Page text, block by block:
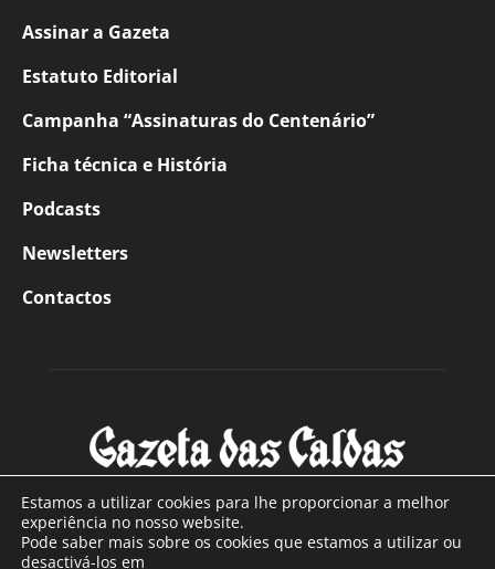
Assinar a Gazeta
Estatuto Editorial
Campanha “Assinaturas do Centenário”
Ficha técnica e História
Podcasts
Newsletters
Contactos
SOBRE NÓS
Estamos a utilizar cookies para lhe proporcionar a melhor
experiência no nosso website.
Pode saber mais sobre os cookies que estamos a utilizar ou
desactivá-los em